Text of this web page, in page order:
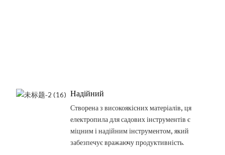
Надійний
Створена з високоякісних матеріалів, ця
електропила для садових інструментів є
міцним і надійним інструментом, який
забезпечує вражаючу продуктивність.